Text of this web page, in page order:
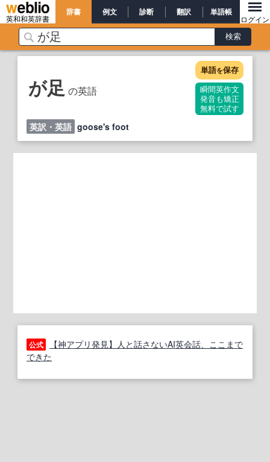
英和和英辞書
辞書 例文 診断 翻訳 単語帳
ログイン
が足 の英語
単語を保存
瞬間英作文
発音も矯正
無料で試す
英訳・英語 goose's foot
公式
【神アプリ発見】人と話さないAI英会話、ここまで
できた